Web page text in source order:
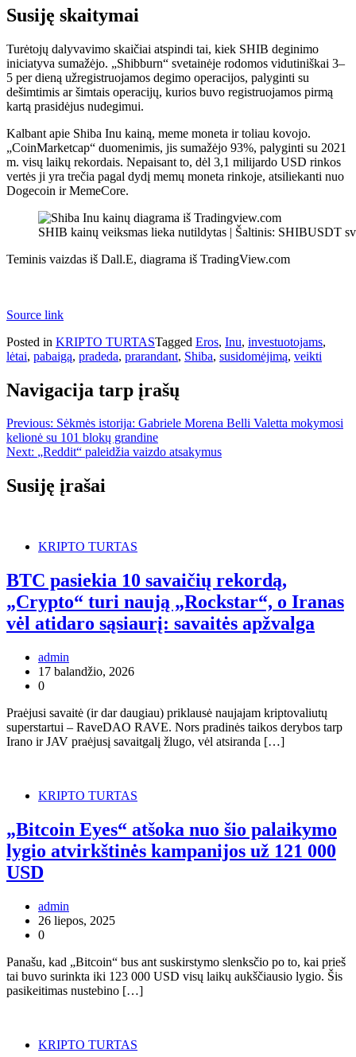
Susiję skaitymai
Turėtojų dalyvavimo skaičiai atspindi tai, kiek SHIB deginimo
iniciatyva sumažėjo. „Shibburn“ svetainėje rodomos vidutiniškai 3–
5 per dieną užregistruojamos degimo operacijos, palyginti su
dešimtimis ar šimtais operacijų, kurios buvo registruojamos pirmą
kartą prasidėjus nudegimui.
Kalbant apie Shiba Inu kainą, meme moneta ir toliau kovojo.
„CoinMarketcap“ duomenimis, jis sumažėjo 93%, palyginti su 2021
m. visų laikų rekordais. Nepaisant to, dėl 3,1 milijardo USD rinkos
vertės ji yra trečia pagal dydį memų moneta rinkoje, atsiliekanti nuo
Dogecoin ir MemeCore.
SHIB kainų veiksmas lieka nutildytas | Šaltinis: SHIBUSDT
Teminis vaizdas iš Dall.E, diagrama iš TradingView.com
Source link
Posted in KRIPTO TURTASTagged Eros, Inu, investuotojams,
lėtai, pabaigą, pradeda, prarandant, Shiba, susidomėjimą, veikti
Navigacija tarp įrašų
Previous: Sėkmės istorija: Gabriele Morena Belli Valetta mokymosi
kelionė su 101 blokų grandine
Next: „Reddit“ paleidžia vaizdo atsakymus
Susiję įrašai
KRIPTO TURTAS
BTC pasiekia 10 savaičių rekordą,
„Crypto“ turi naują „Rockstar“, o Iranas
vėl atidaro sąsiaurį: savaitės apžvalga
admin
17 balandžio, 2026
0
Praėjusi savaitė (ir dar daugiau) priklausė naujajam kriptovaliutų
superstartui – RaveDAO RAVE. Nors pradinės taikos derybos tarp
Irano ir JAV praėjusį savaitgalį žlugo, vėl atsiranda […]
KRIPTO TURTAS
„Bitcoin Eyes“ atšoka nuo šio palaikymo
lygio atvirkštinės kampanijos už 121 000
USD
admin
26 liepos, 2025
0
Panašu, kad „Bitcoin“ bus ant suskirstymo slenksčio po to, kai prieš
tai buvo surinkta iki 123 000 USD visų laikų aukščiausio lygio. Šis
pasikeitimas nustebino […]
KRIPTO TURTAS